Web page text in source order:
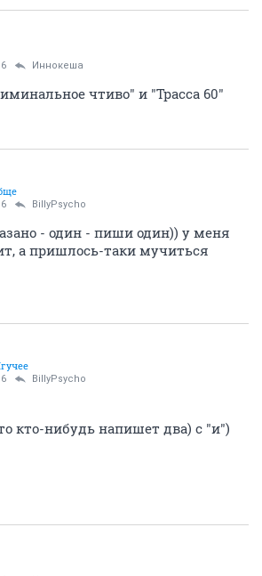
Иннокеша
чтиво" и "Трасса 60"
BillyPsycho
- один - пиши один)) у меня
а пришлось-таки мучиться
BillyPsycho
кто-нибудь напишет два) с "и")